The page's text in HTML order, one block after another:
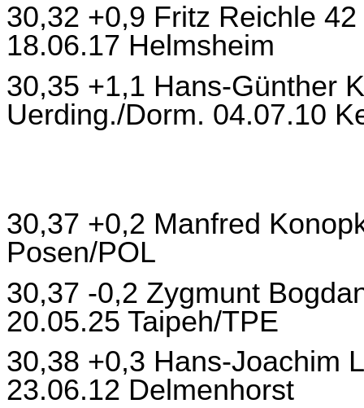
30,32 +0,9 Fritz Reichle
18.06.17 Helmsheim
30,35 +1,1 Hans-Günther
Uerding./Dorm. 04.07.10
30,37 +0,2 Manfred
Posen/POL
30,37 -0,2 Zygmunt
20.05.25 Taipeh/TPE
30,38 +0,3 Hans-Joachim
23.06.12 Delmenhorst